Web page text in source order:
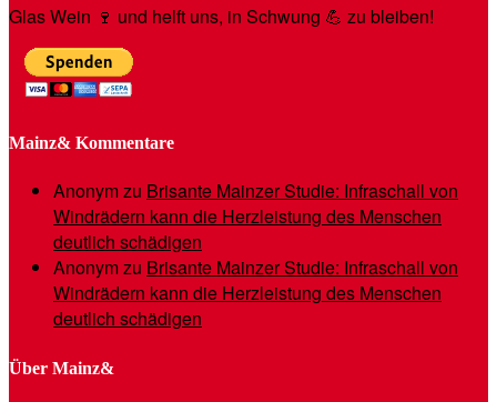
Glas Wein 🍷 und helft uns, in Schwung 💪 zu bleiben!
Mainz& Kommentare
Anonymzu Brisante Mainzer Studie: Infraschall von
Windrädern kann die Herzleistung des Menschen
deutlich schädigen
Anonymzu Brisante Mainzer Studie: Infraschall von
Windrädern kann die Herzleistung des Menschen
deutlich schädigen
Über Mainz&